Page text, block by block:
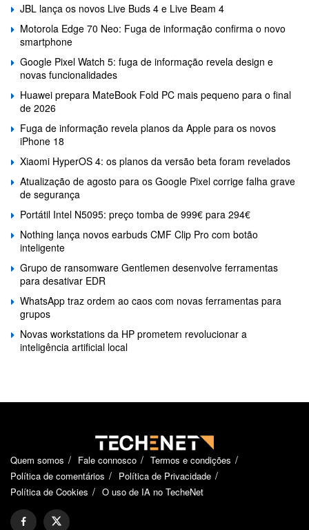
JBL lança os novos Live Buds 4 e Live Beam 4
Motorola Edge 70 Neo: Fuga de informação confirma o novo
smartphone
Google Pixel Watch 5: fuga de informação revela design e
novas funcionalidades
Huawei prepara MateBook Fold PC mais pequeno para o final
de 2026
Fuga de informação revela planos da Apple para os novos
iPhone 18
Xiaomi HyperOS 4: os planos da versão beta foram revelados
Atualização de agosto para os Google Pixel corrige falha grave
de segurança
Portátil Intel N5095: preço tomba de 999€ para 294€
Nothing lança novos earbuds CMF Clip Pro com botão
inteligente
Grupo de ransomware Gentlemen desenvolve ferramentas
para desativar EDR
WhatsApp traz ordem ao caos com novas ferramentas para
grupos
Novas workstations da HP prometem revolucionar a
inteligência artificial local
Quem somos Fale connosco
Termos e condições
Política de comentários
Política de Privacidade
Política de Cookies
O uso de IA no TecheNet